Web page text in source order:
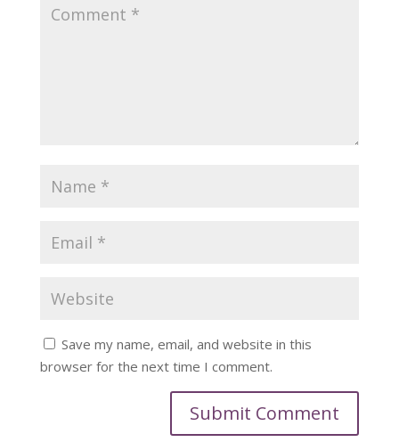
Save my name, email, and website in this
browser for the next time I comment.